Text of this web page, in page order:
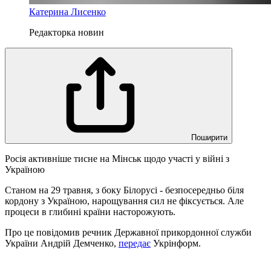
Катерина Лисенко
Редакторка новин
Поширити
Росія активніше тисне на Мінськ щодо участі у війні з
Україною
Станом на 29 травня, з боку Білорусі - безпосередньо біля
кордону з Україною, нарощування сил не фіксується. Але
процеси в глибині країни насторожують.
Про це повідомив речник Державної прикордонної служби
України Андрій Демченко, передає Укрінформ.